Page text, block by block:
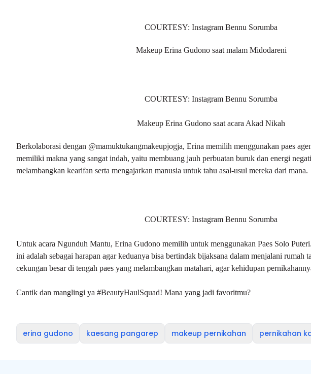
COURTESY: Instagram Bennu Sorumba
Makeup Erina Gudono saat malam Midodareni
COURTESY: Instagram Bennu Sorumba
Makeup Erina Gudono saat acara Akad Nikah
Berkolaborasi dengan @mamuktukangmakeupjogja, Erina memilih menggunakan paes
memiliki makna yang sangat indah, yaitu membuang jauh perbuatan buruk dan energi
melambangkan kearifan serta mengajarkan manusia untuk tahu asal-usul mereka dari mana.
COURTESY: Instagram Bennu Sorumba
Untuk acara Ngunduh Mantu, Erina Gudono memilih untuk menggunakan Paes Solo
ini adalah sebagai harapan agar keduanya bisa bertindak bijaksana dalam menjalani rumah
cekungan besar di tengah paes yang melambangkan matahari, agar kehidupan
Cantik dan manglingi ya #BeautyHaulSquad! Mana yang jadi favoritmu?
erina gudono kaesang pangarep makeup pernikahan pernikahan